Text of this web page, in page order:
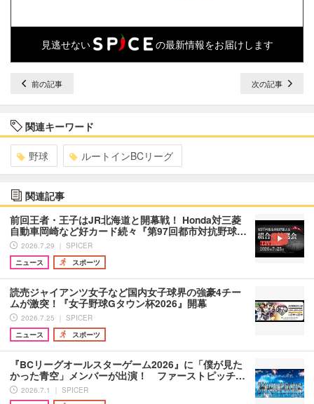
見逃せない の最新情報をお届けします
前の記事 次の記事
関連キーワード
野球 ルートインBCリーグ
関連記事
前回王者・王子はJR北海道と開幕戦！ Honda対三菱
自動車岡崎など好カード続々『第97回都市対抗野球…
2026.7.29 ｜ SPICER
ニュース
スポーツ
読売ジャイアンツ女子など国内女子球界の強豪4チー
ムが激突！『女子野球Gタウン杯2026』開幕
2026.7.25 ｜ SPICER
ニュース
スポーツ
『BCリーグオールスターゲーム2026』に「僕が見た
かった青空」メンバーが出演！ ファーストピッチ…
2026.7.1 ｜ SPICER